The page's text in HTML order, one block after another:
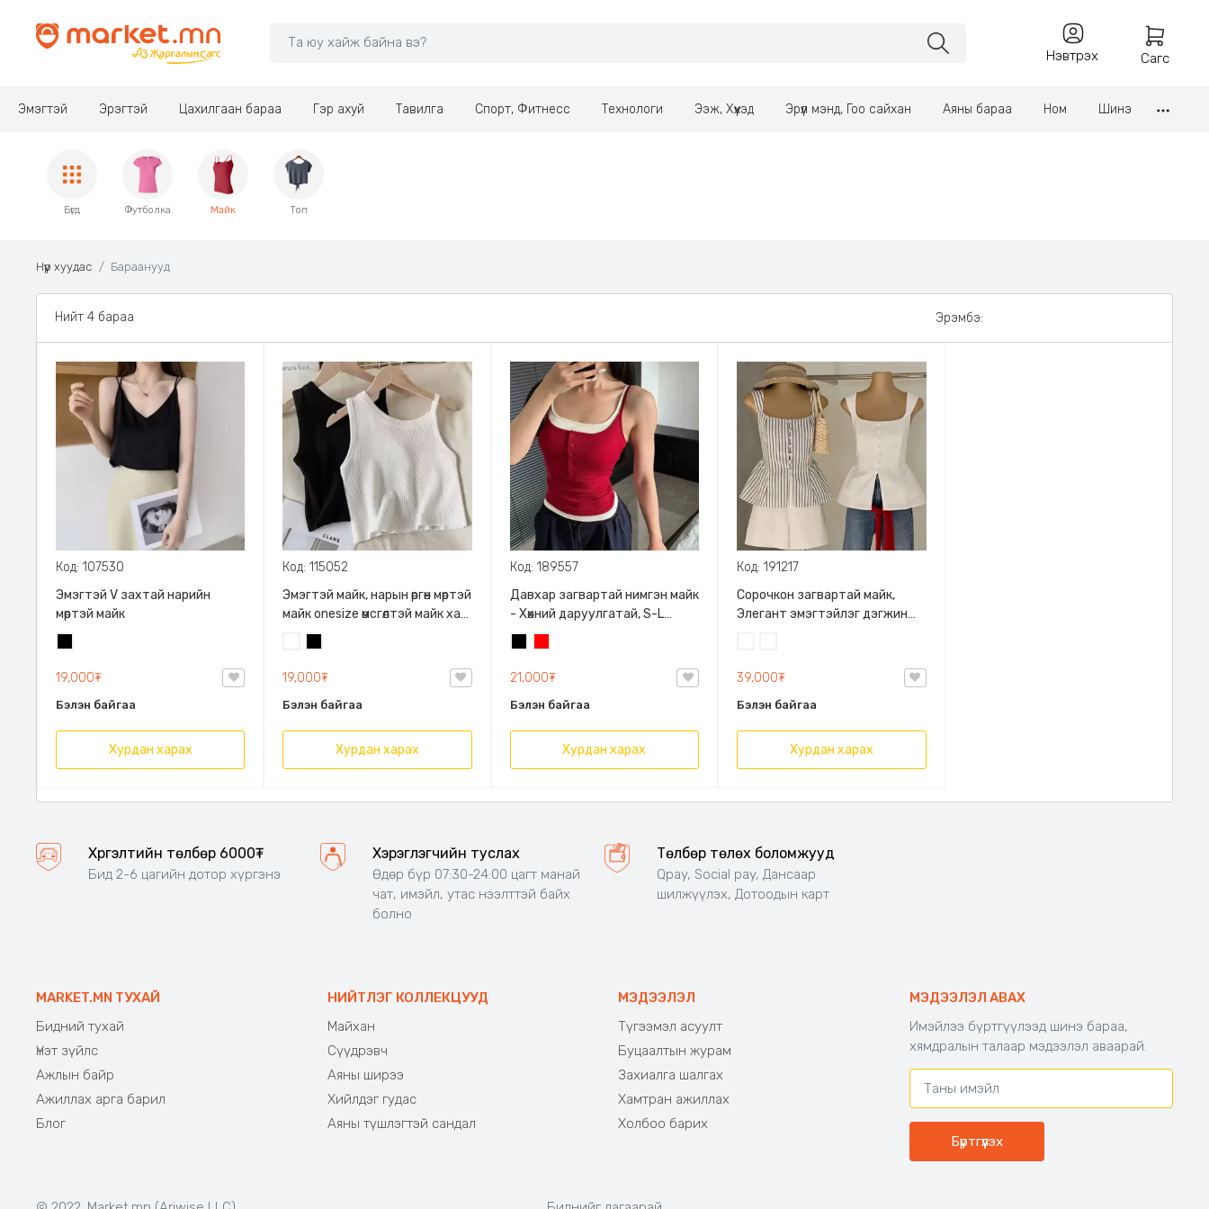
Нэвтрэх Сагс
Эмэгтэй Эрэгтэй Цахилгаан бараа Гэр ахуй Тавилга Спорт, Фитнесс Технологи Ээж, Хүүхэд Эрүүл мэнд, Гоо сайхан Аяны бараа Ном Шинэ
Бүгд Футболка Майк Топ
Нүүр хуудас Бараанууд
Нийт 4 бараа Эрэмбэ:
Код: 107530
Эмэгтэй V захтай нарийн
мөртэй майк
19,000₮
Бэлэн байгаа
Хурдан харах
Код: 115052
Эмэгтэй майк, нарын өргөн мөртэй
майк onesize өмсгөлтэй майк хар
цагаан майк топ
19,000₮
Бэлэн байгаа
Хурдан харах
Код: 189557
Давхар загвартай нимгэн майк
- Хөхний даруулгатай, S-L
хүртэл размертай, Биед
тухтай зөөлөн материалтай, 2
өнгөний сонголттой
21,000₮
Бэлэн байгаа
Хурдан харах
Код: 191217
Сорочкон загвартай майк,
Элегант эмэгтэйлэг дэгжин
Хоёр өнгөний сонголттой
39,000₮
Бэлэн байгаа
Хурдан харах
Хүргэлтийн төлбөр 6000₮
Бид 2-6 цагийн дотор хүргэнэ
Хэрэглэгчийн туслах
Өдөр бүр 07:30-24:00 цагт манай
чат, имэйл, утас нээлттэй байх
болно
Төлбөр төлөх боломжууд
Qpay, Social pay, Дансаар
шилжүүлэх, Дотоодын карт
MARKET.MN ТУХАЙ
Бидний тухай
Үнэт зүйлс
Ажлын байр
Ажиллах арга барил
Блог
НИЙТЛЭГ КОЛЛЕКЦУУД
Майхан
Сүүдрэвч
Аяны ширээ
Хийлдэг гудас
Аяны түшлэгтэй сандал
МЭДЭЭЛЭЛ
Түгээмэл асуулт
Буцаалтын журам
Захиалга шалгах
Хамтран ажиллах
Холбоо барих
МЭДЭЭЛЭЛ АВАХ
Имэйлээ бүртгүүлээд шинэ бараа,
хямдралын талаар мэдээлэл аваарай.
Бүртгүүлэх